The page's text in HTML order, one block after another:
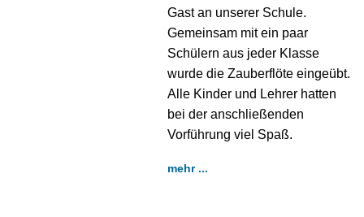
Gast an unserer Schule.
Gemeinsam mit ein paar
Schülern aus jeder Klasse
wurde die Zauberflöte eingeübt.
Alle Kinder und Lehrer hatten
bei der anschließenden
Vorführung viel Spaß.
mehr ...